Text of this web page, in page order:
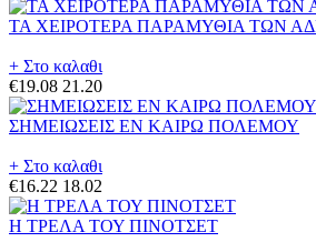
ΤΑ ΧΕΙΡΟΤΕΡΑ ΠΑΡΑΜΥΘΙΑ ΤΩΝ
+ Στο καλαθι
€19.08 21.20
ΣΗΜΕΙΩΣΕΙΣ ΕΝ ΚΑΙΡΩ ΠΟΛΕΜΟΥ
+ Στο καλαθι
€16.22 18.02
Η ΤΡΕΛΑ ΤΟΥ ΠΙΝΟΤΣΕΤ